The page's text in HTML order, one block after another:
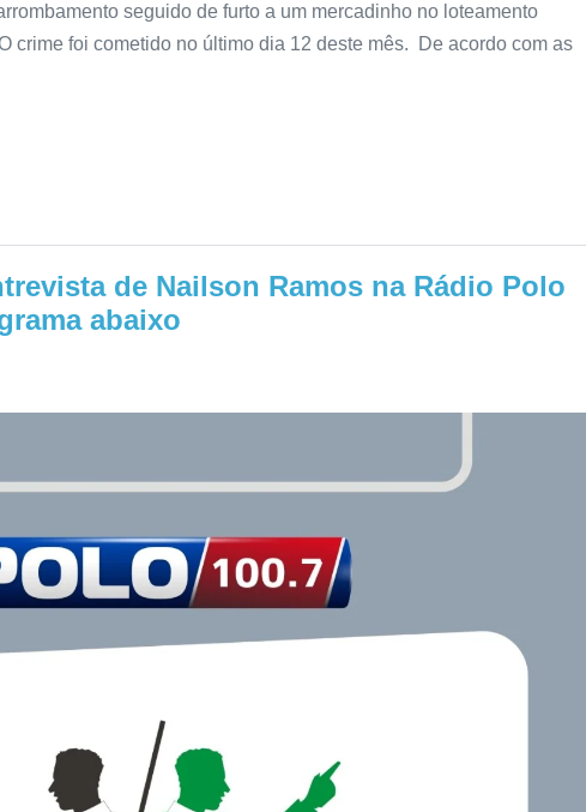
seguido de furto a um mercadinho no loteamento
crime foi cometido no último dia 12 deste mês. De acordo com as
de Nailson Ramos na Rádio Polo
abaixo